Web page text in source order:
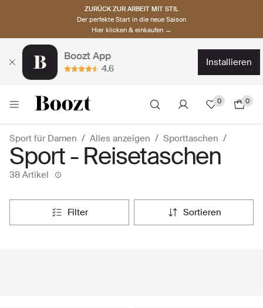
ZURÜCK ZUR ARBEIT MIT STIL
Der perfekte Start in die neue Saison
Hier klicken & einkaufen →
Boozt App
4.6
installieren
0 0
Sport für Damen Alles anzeigen Sporttaschen
Sport - Reisetaschen
38 Artikel
filter sortieren